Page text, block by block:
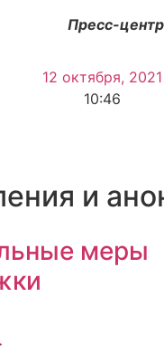
Пресс-
12 октября, 2021
10:46
и
меры